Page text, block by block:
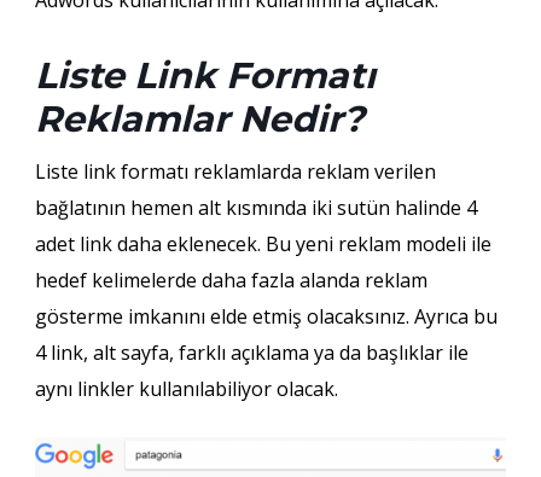
Liste Link Formatı
Reklamlar Nedir?
Liste link formatı reklamlarda reklam verilen
bağlatının hemen alt kısmında iki sutün halinde 4
adet link daha eklenecek. Bu yeni reklam modeli ile
hedef kelimelerde daha fazla alanda reklam
gösterme imkanını elde etmiş olacaksınız. Ayrıca bu
4 link, alt sayfa, farklı açıklama ya da başlıklar ile
aynı linkler kullanılabiliyor olacak.